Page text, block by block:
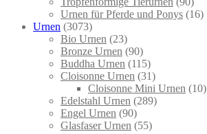
Urnen für Pferde und Ponys (16)
Urnen (3073)
Bio Urnen (23)
Bronze Urnen (90)
Buddha Urnen (115)
Cloisonne Urnen (31)
Cloisonne Mini Urnen (10)
Edelstahl Urnen (289)
Engel Urnen (90)
Glasfaser Urnen (55)